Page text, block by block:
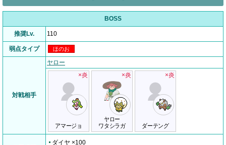
BOSS
推奨Lv. 110
弱点タイプ ほのお
対戦相手
ヤロー
アマージョ
×炎
ヤロー
ワタシラガ
×炎
ダーテング
×炎
ダイヤ ×100